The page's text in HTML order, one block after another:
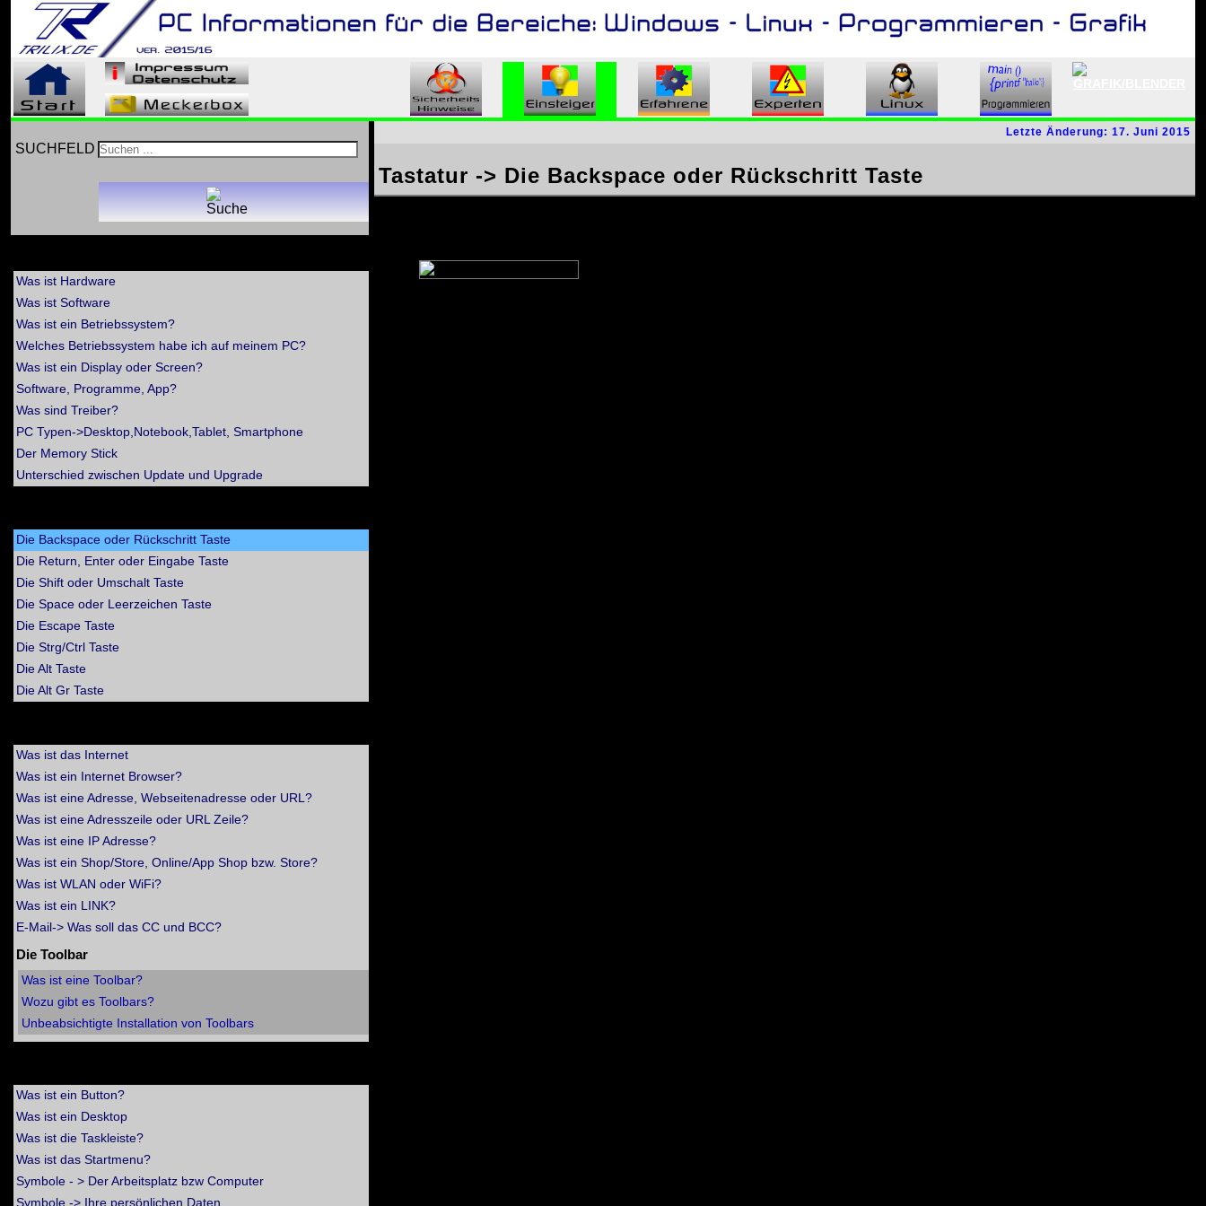
SUCHFELD
Was ist Hardware
Was ist Software
Was ist ein Betriebssystem?
Welches Betriebssystem habe ich auf meinem PC?
Was ist ein Display oder Screen?
Software, Programme, App?
Was sind Treiber?
PC Typen->Desktop,Notebook,Tablet, Smartphone
Der Memory Stick
Unterschied zwischen Update und Upgrade
Die Backspace oder Rückschritt Taste
Die Return, Enter oder Eingabe Taste
Die Shift oder Umschalt Taste
Die Space oder Leerzeichen Taste
Die Escape Taste
Die Strg/Ctrl Taste
Die Alt Taste
Die Alt Gr Taste
Was ist das Internet
Was ist ein Internet Browser?
Was ist eine Adresse, Webseitenadresse oder URL?
Was ist eine Adresszeile oder URL Zeile?
Was ist eine IP Adresse?
Was ist ein Shop/Store, Online/App Shop bzw. Store?
Was ist WLAN oder WiFi?
Was ist ein LINK?
E-Mail-> Was soll das CC und BCC?
Die Toolbar
Was ist eine Toolbar?
Wozu gibt es Toolbars?
Unbeabsichtigte Installation von Toolbars
Was ist ein Button?
Was ist ein Desktop
Was ist die Taskleiste?
Was ist das Startmenu?
Symbole - > Der Arbeitsplatz bzw Computer
Symbole -> Ihre persönlichen Daten
Letzte Änderung: 17. Juni 2015
Tastatur -> Die Backspace oder Rückschritt Taste